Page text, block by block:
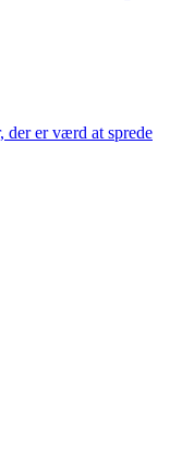
der er værd at sprede